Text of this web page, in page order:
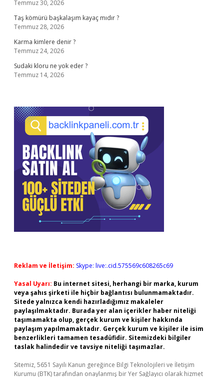
Temmuz 30, 2026
Taş kömürü başkalaşım kayaç mıdır ?
Temmuz 28, 2026
Karma kimlere denir ?
Temmuz 24, 2026
Sudaki kloru ne yok eder ?
Temmuz 14, 2026
Reklam ve İletişim: Skype: live:.cid.575569c608265c69
Yasal Uyarı: Bu internet sitesi, herhangi bir marka, kurum
veya şahıs şirketi ile hiçbir bağlantısı bulunmamaktadır.
Sitede yalnızca kendi hazırladığımız makaleler
paylaşılmaktadır. Burada yer alan içerikler haber niteliği
taşımamakta olup, gerçek kurum ve kişiler hakkında
paylaşım yapılmamaktadır. Gerçek kurum ve kişiler ile isim
benzerlikleri tamamen tesadüfidir. Sitemizdeki bilgiler
taslak halindedir ve tavsiye niteliği taşımazlar.
Sitemiz, 5651 Sayılı Kanun gereğince Bilgi Teknolojileri ve İletişim
Kurumu (BTK) tarafından onaylanmış bir Yer Sağlayıcı olarak hizmet